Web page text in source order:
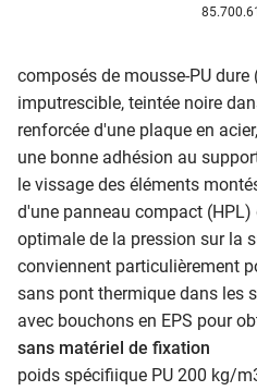
composés de mousse-PU dure
imputrescible, teintée noire
renforcée d'une plaque en
une bonne adhésion au
le vissage des éléments
d'une panneau compact
optimale de la pression sur la
conviennent particulièrement
sans pont thermique dans les
avec bouchons en EPS pour
sans matériel de fixation
poids spécifiique PU 200 kg/